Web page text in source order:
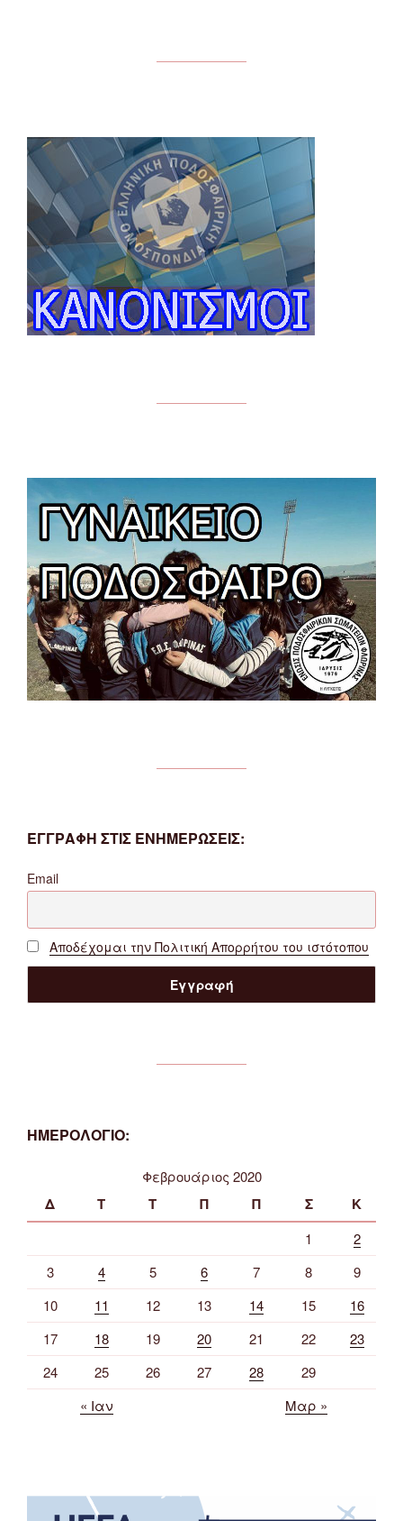
ΕΓΓΡΑΦΗ ΣΤΙΣ ΕΝΗΜΕΡΩΣΕΙΣ:
Email
Αποδέχομαι την Πολιτική Απορρήτου του ιστότοπου
ΗΜΕΡΟΛΟΓΙΟ:
Φεβρουάριος 2020
Δ Τ Τ Π Π Σ Κ
1
2
3
4 5 6 7 8
9
10
11 12 13 14 15
16
17
18 19 20 21 22
23
24
25 26 27 28
29
« Ιαν
Μαρ »